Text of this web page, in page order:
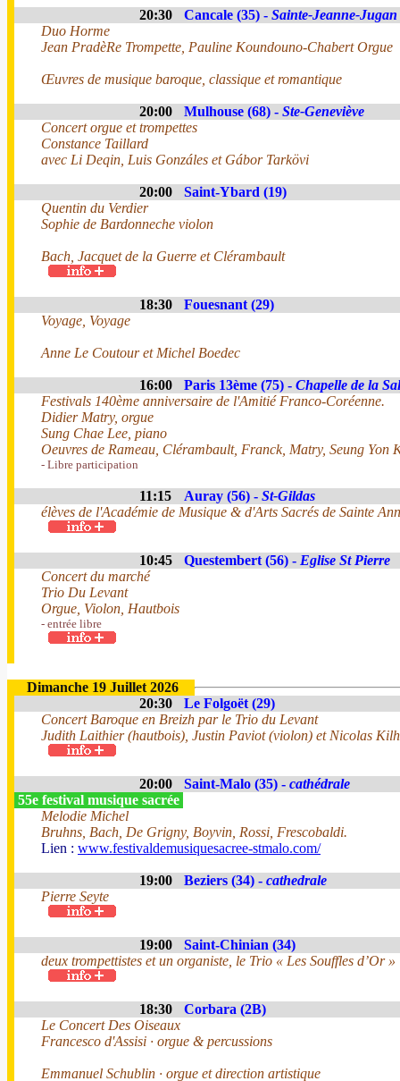
20:30 Cancale (35) - Sainte-Jeanne-Jugan
Duo Horme
Jean PradèRe Trompette, Pauline Koundouno-Chabert Orgue
Œuvres de musique baroque, classique et romantique
20:00 Mulhouse (68) - Ste-Geneviève
Concert orgue et trompettes
Constance Taillard
avec Li Deqin, Luis Gonzáles et Gábor Tarkövi
20:00
Saint-Ybard (19)
Quentin du Verdier
Sophie de Bardonneche violon
Bach, Jacquet de la Guerre et Clérambault
18:30
Fouesnant (29)
Voyage, Voyage
Anne Le Coutour et Michel Boedec
16:00 Paris 13ème (75) - Chapelle de la
Festivals 140ème anniversaire de l'Amitié Franco-Coréenne.
Didier Matry, orgue
Sung Chae Lee, piano
Oeuvres de Rameau, Clérambault, Franck, Matry, Seung Yon
- Libre participation
11:15 Auray (56) - St-Gildas
élèves de l'Académie de Musique & d'Arts Sacrés de Sainte
10:45 Questembert (56) - Eglise St Pierre
Concert du marché
Trio Du Levant
Orgue, Violon, Hautbois
- entrée libre
Dimanche 19 Juillet 2026
20:30
Le Folgoët (29)
Concert Baroque en Breizh par le Trio du Levant
Judith Laithier (hautbois), Justin Paviot (violon) et Nicolas
20:00 Saint-Malo (35) - cathédrale
55e festival musique sacrée
Melodie Michel
Bruhns, Bach, De Grigny, Boyvin, Rossi, Frescobaldi.
Lien : www.festivaldemusiquesacree-stmalo.com/
19:00 Beziers (34) - cathedrale
Pierre Seyte
19:00
Saint-Chinian (34)
deux trompettistes et un organiste, le Trio « Les Souffles d’Or »
18:30
Corbara (2B)
Le Concert Des Oiseaux
Francesco d'Assisi · orgue & percussions
Emmanuel Schublin · orgue et direction artistique